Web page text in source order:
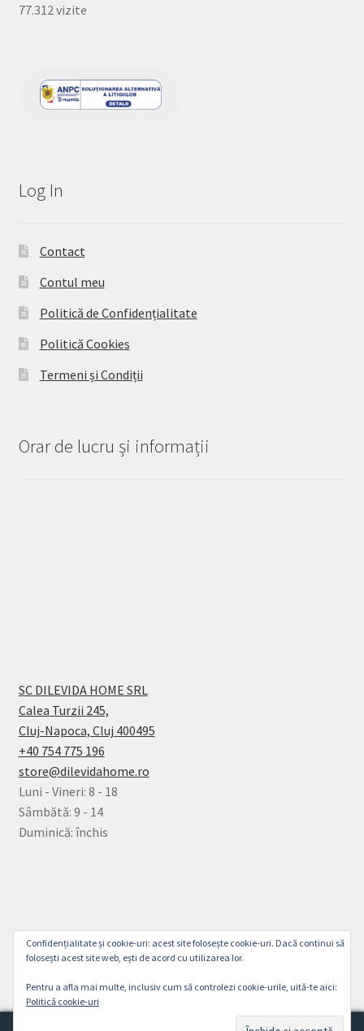
77.312 vizite
Log In
Contact
Contul meu
Politică de Confidențialitate
Politică Cookies
Termeni și Condiții
Orar de lucru și informații
SC DILEVIDA HOME SRL
Calea Turzii 245,
Cluj-Napoca, Cluj 400495
+40 754 775 196
store@dilevidahome.ro
Luni - Vineri: 8 - 18
Sâmbătă: 9 - 14
Duminică: închis
© Dilevida Home 2026
Politică de Confidențialitate
Construit cu
Confidențialitate și cookie-uri: acest site folosește cookie-uri. Dacă continui să
folosești acest site web, ești de acord cu utilizarea lor.
Pentru a afla mai multe, inclusiv cum să controlezi cookie-urile, uită-te aici:
Politică cookie-uri